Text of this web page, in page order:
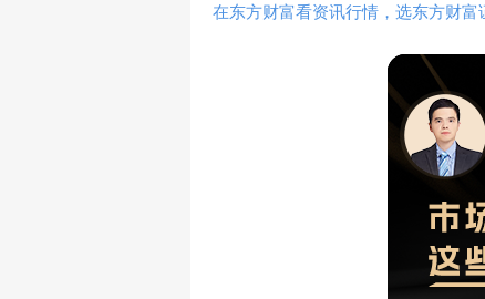
在东方财富看资讯行情，选东方财富